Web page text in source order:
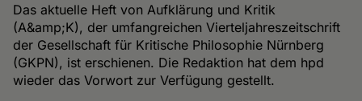
Das aktuelle Heft von Aufklärung und Kritik
(A&amp;K), der umfangreichen Vierteljahreszeitschrift
der Gesellschaft für Kritische Philosophie Nürnberg
(GKPN), ist erschienen. Die Redaktion hat dem hpd
wieder das Vorwort zur Verfügung gestellt.